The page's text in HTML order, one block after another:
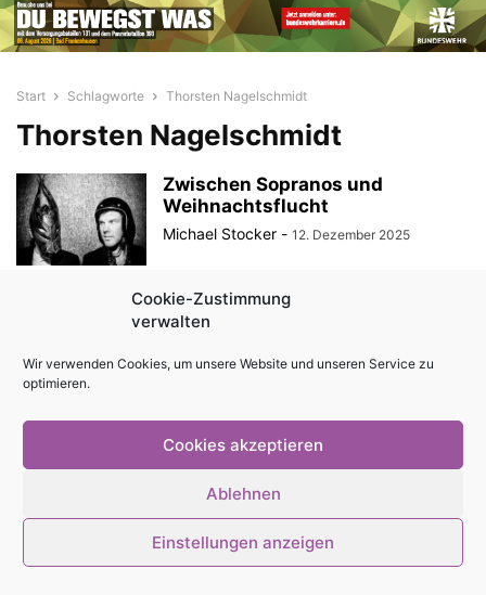
Cookie-Zustimmung
verwalten
Wir verwenden Cookies, um unsere Website und unseren Service zu
optimieren.
Cookies akzeptieren
Ablehnen
Einstellungen anzeigen
Start Schlagworte Thorsten Nagelschmidt
Thorsten Nagelschmidt
Zwischen Sopranos und
Weihnachtsflucht
Michael Stocker - 12. Dezember 2025
© Stadtmagazin tam.tam 2026